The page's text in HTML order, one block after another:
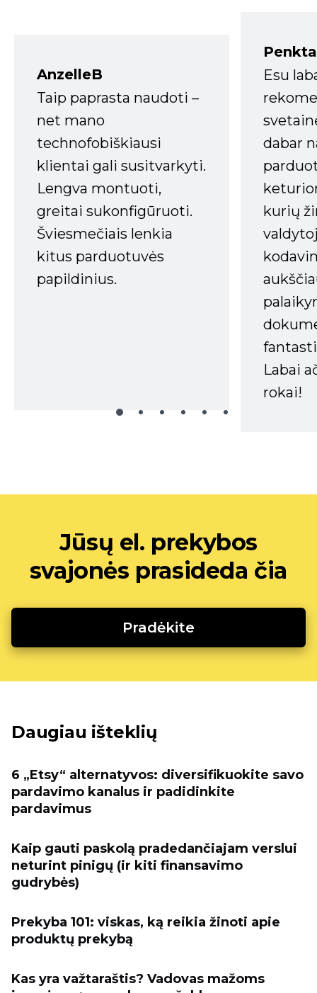
AnzelleB
Taip paprasta naudoti –
net mano
technofobiškiausi
klientai gali susitvarkyti.
Lengva montuoti,
greitai sukonfigūruoti.
Šviesmečiais lenkia
kitus parduotuvės
papildinius.
Esu
dabar
kurių
Labai
rokai!
Jūsų el. prekybos
svajonės prasideda čia
Pradėkite
Daugiau išteklių
6 „Etsy“ alternatyvos: diversifikuokite savo
pardavimo kanalus ir padidinkite
pardavimus
Kaip gauti paskolą pradedančiajam verslui
neturint pinigų (ir kiti finansavimo
gudrybės)
Prekyba 101: viskas, ką reikia žinoti apie
produktų prekybą
Kas yra važtaraštis? Vadovas mažoms